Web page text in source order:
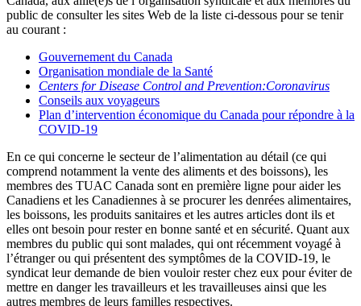
public de consulter les sites Web de la liste ci-dessous pour se tenir
au courant :
Gouvernement du Canada
Organisation mondiale de la Santé
Centers for Disease Control and Prevention:Coronavirus
Conseils aux voyageurs
Plan d’intervention économique du Canada pour répondre à la
COVID-19
En ce qui concerne le secteur de l’alimentation au détail (ce qui
comprend notamment la vente des aliments et des boissons), les
membres des TUAC Canada sont en première ligne pour aider les
Canadiens et les Canadiennes à se procurer les denrées alimentaires,
les boissons, les produits sanitaires et les autres articles dont ils et
elles ont besoin pour rester en bonne santé et en sécurité. Quant aux
membres du public qui sont malades, qui ont récemment voyagé à
l’étranger ou qui présentent des symptômes de la COVID-19, le
syndicat leur demande de bien vouloir rester chez eux pour éviter de
mettre en danger les travailleurs et les travailleuses ainsi que les
autres membres de leurs familles respectives.